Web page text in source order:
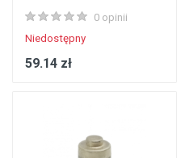
0 opinii
Niedostępny
59.14 zł